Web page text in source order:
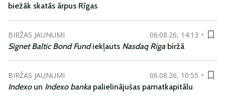
biežāk skatās ārpus Rīgas
BIRŽAS JAUNUMI
06.08.26, 14:13
Signet Baltic Bond Fundiekļauts Nasdaq Riga biržā
BIRŽAS JAUNUMI
06.08.26, 10:55
Indexoun Indexo banka palielinājušas pamatkapitālu